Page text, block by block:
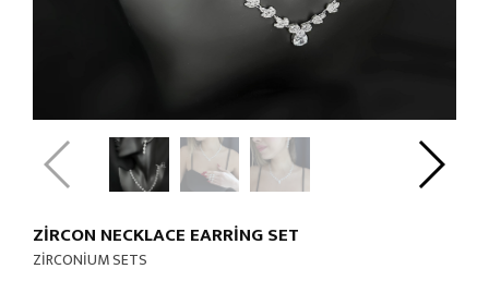
ZIRCON NECKLACE EARRING SET
ZİRCONİUM SETS